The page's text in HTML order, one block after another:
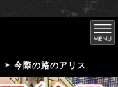
> 今際の路のアリス